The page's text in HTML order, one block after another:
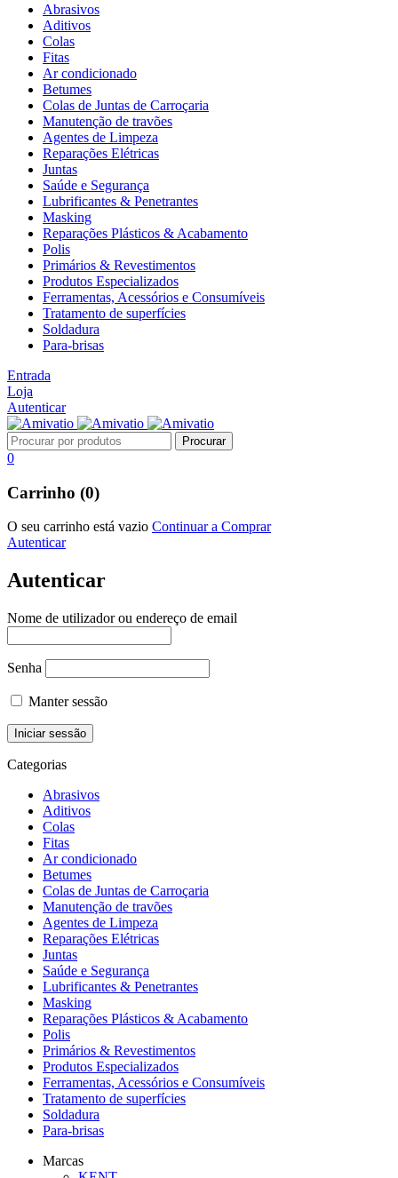
Abrasivos
Aditivos
Colas
Fitas
Ar condicionado
Betumes
Colas de Juntas de Carroçaria
Manutenção de travões
Agentes de Limpeza
Reparações Elétricas
Juntas
Saúde e Segurança
Lubrificantes & Penetrantes
Masking
Reparações Plásticos & Acabamento
Polis
Primários & Revestimentos
Produtos Especializados
Ferramentas, Acessórios e Consumíveis
Tratamento de superfícies
Soldadura
Para-brisas
Entrada
Loja
Autenticar
0
Carrinho (0)
O seu carrinho está vazio Continuar a Comprar
Autenticar
Autenticar
Nome de utilizador ou endereço de email
Senha
Manter sessão
Categorias
Abrasivos
Aditivos
Colas
Fitas
Ar condicionado
Betumes
Colas de Juntas de Carroçaria
Manutenção de travões
Agentes de Limpeza
Reparações Elétricas
Juntas
Saúde e Segurança
Lubrificantes & Penetrantes
Masking
Reparações Plásticos & Acabamento
Polis
Primários & Revestimentos
Produtos Especializados
Ferramentas, Acessórios e Consumíveis
Tratamento de superfícies
Soldadura
Para-brisas
Marcas